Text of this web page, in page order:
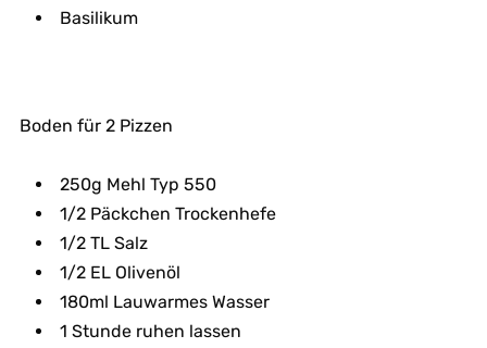
Basilikum
Boden für 2 Pizzen
250g Mehl Typ 550
1/2 Päckchen Trockenhefe
1/2 TL Salz
1/2 EL Olivenöl
180ml Lauwarmes Wasser
1 Stunde ruhen lassen